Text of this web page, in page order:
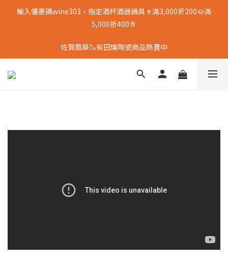
輸入優惠碼wine303，指定酒杯酒器鍋具🍷滿3,000折200🥘滿
5,000折400🥂
佐賀風華🍶有田燒陶瓷商品熱賣中